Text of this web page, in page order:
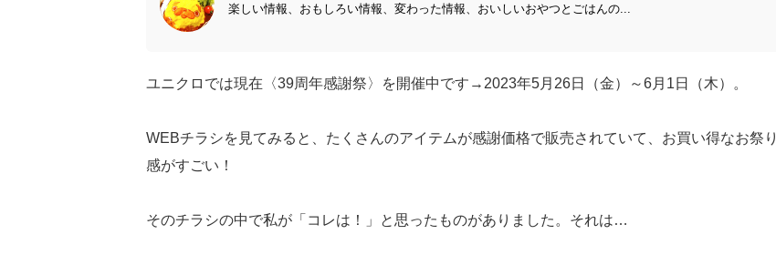
楽しい情報、おもしろい情報、変わった情報、おいしいおやつとごはんの...
ユニクロでは現在〈39周年感謝祭〉を開催中です→2023年5月26日（金）～6月1日（木）。
WEBチラシを見てみると、たくさんのアイテムが感謝価格で販売されていて、お買い得なお祭り
感がすごい！
そのチラシの中で私が「コレは！」と思ったものがありました。それは…